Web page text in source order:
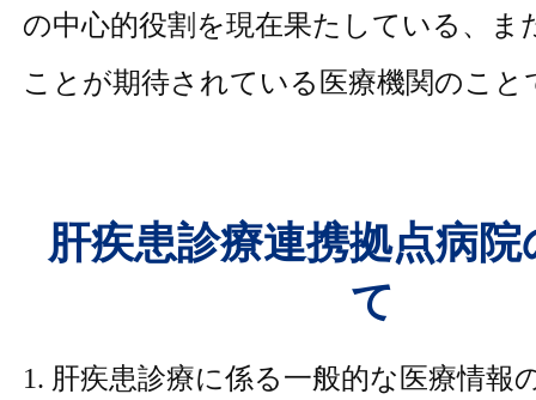
の中心的役割を現在果たしている、ま
ことが期待されている医療機関のこと
肝疾患診療連携拠点病
て
1. 肝疾患診療に係る一般的な医療情報